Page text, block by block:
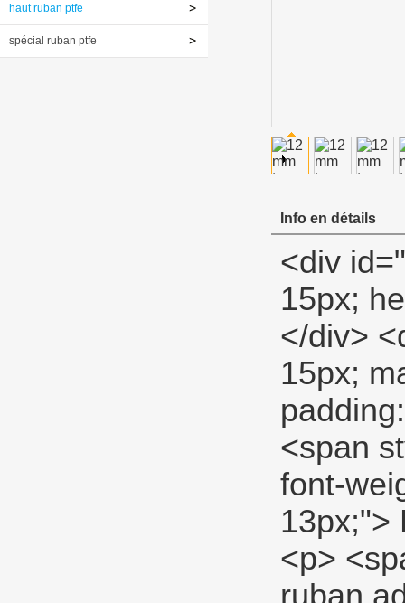
ptfe
haut ruban ptfe
spécial ruban ptfe
Info en détails
<div id="ali-anchor-description" style="margin-top: 15px; height: 22px;" data-section="description">&nbsp;</div> <div id="ali-title-description" style="margin-top: 15px; margin-bottom: 7px;"><div style="height: 13px; padding: 8px 0; border-bottom: 1px solid #ddd;"> <span style="background-color: #ddd; color: #333; font-weight: bold; padding: 8px 15px; line-height: 13px;"> Description du produit </span> </div></div> <p> <span style="font-size: 18px;"> <strong> Tuyau fil ruban adhésif en PTFE </strong> </span> </p> <p> <span style="font-family: Verdana, Arial, Helvetica, sans-serif; font-size: 14px;"> Haute PTFE tape </span> </p> <p> <span style="font-size: 14px;"> <a> <span style="font-family: Arial;"> Haute densité PTFE fil Seal tape </span> </a> <span style="font-family: Arial;"> Pour utiliser en haute pression systèmes </span> <span> , Pour but spécial. </span> </span> </p> <p>&nbsp;</p> <table class="aliDataTable" style="width: 426.1pt; font-family: Verdana, Arial, Helvetica, sans-serif;"><tbody> <tr align="left"> <td style="width: 167.7pt;" rowspan="5" valign="center"><p> <strong> <span style="font-family: Arial; font-size: 12pt;"> Spécifications: </span> </strong> </p></td> <td style="width: 258.4pt;" valign="top"><p> <span style="font-family: Arial; font-size: 12pt;"> Largeur: </span> <span style="font-family: Arial; font-size: 12pt;"> 12MM 19mm 25mm </span> </p></td> </tr> <tr align="left"><td style="width: 258.4pt;" valign="top"><p> <span style="font-family: Arial; font-size: 12pt;"> Épaisseur: </span> <span style="font-family: Arial; font-size: 12pt;">